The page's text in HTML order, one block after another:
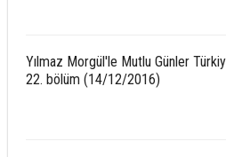
Yılmaz Morgül'le Mutlu Günler
22. bölüm (14/12/2016)